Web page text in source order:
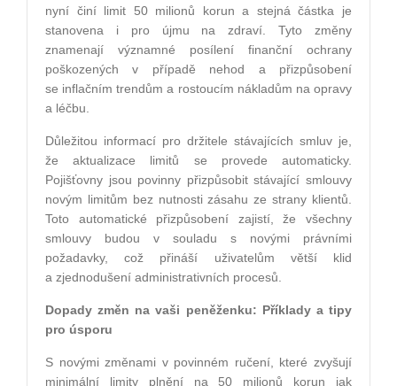
nyní činí limit 50 milionů korun a stejná částka je
stanovena i pro újmu na zdraví. Tyto změny
znamenají významné posílení finanční ochrany
poškozených v případě nehod a přizpůsobení
se inflačním trendům a rostoucím nákladům na opravy
a léčbu.
Důležitou informací pro držitele stávajících smluv je,
že aktualizace limitů se provede automaticky.
Pojišťovny jsou povinny přizpůsobit stávající smlouvy
novým limitům bez nutnosti zásahu ze strany klientů.
Toto automatické přizpůsobení zajistí, že všechny
smlouvy budou v souladu s novými právními
požadavky, což přináší uživatelům větší klid
a zjednodušení administrativních procesů.
Dopady změn na vaši peněženku: Příklady a tipy
pro úsporu
S novými změnami v povinném ručení, které zvyšují
minimální limity plnění na 50 milionů korun jak